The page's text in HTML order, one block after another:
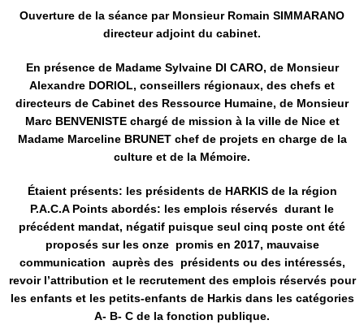
Ouverture de la séance par Monsieur Romain SIMMARANO
directeur adjoint du cabinet.
En présence de Madame Sylvaine DI CARO, de Monsieur
Alexandre DORIOL, conseillers régionaux, des chefs et
directeurs de Cabinet des Ressource Humaine, de Monsieur
Marc BENVENISTE chargé de mission à la ville de Nice et
Madame Marceline BRUNET chef de projets en charge de la
culture et de la Mémoire.
Étaientprésents: les présidents de HARKIS de la région
P.A.C.A Points abordés: les emplois réservés durant le
précédent mandat, négatif puisque seul cinq poste ont été
proposés sur les onze promis en 2017, mauvaise
communication auprès des présidents ou des intéressés,
revoir l’attribution et le recrutement des emplois réservés pour
les enfants et les petits-enfants de Harkis dans les catégories
A- B- C de la fonction publique.